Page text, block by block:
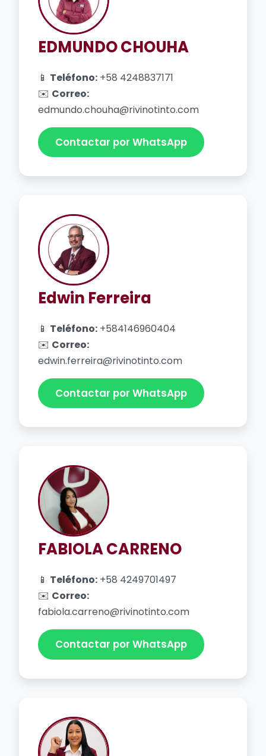
EDMUNDO CHOUHA
📱 Teléfono: +58 4248837171
✉️ Correo:
edmundo.chouha@rivinotinto.com
Contactar por WhatsApp
Edwin Ferreira
📱 Teléfono: +584146960404
✉️ Correo:
edwin.ferreira@rivinotinto.com
Contactar por WhatsApp
FABIOLA CARRENO
📱 Teléfono: +58 4249701497
✉️ Correo:
fabiola.carreno@rivinotinto.com
Contactar por WhatsApp